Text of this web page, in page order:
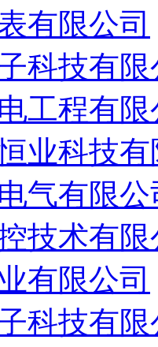
有限公司
科技有限
工程有限
业科技
气有限公
技术有
有限公司
科技有